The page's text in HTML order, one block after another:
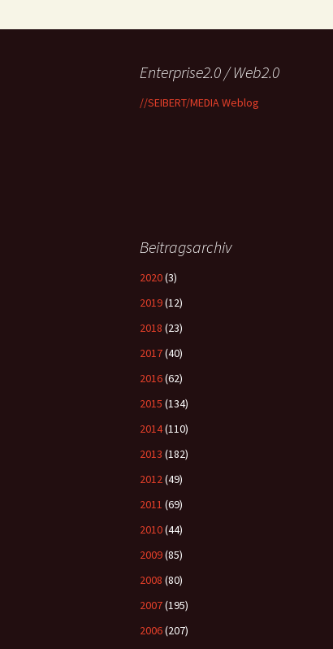
Enterprise2.0 / Web2.0
//SEIBERT/MEDIA Weblog
Beitragsarchiv
2020(3)
2019(12)
2018 (23)
2017(40)
2016(62)
2015 (134)
2014(110)
2013 (182)
2012(49)
2011 (69)
2010(44)
2009(85)
2008 (80)
2007(195)
2006(207)